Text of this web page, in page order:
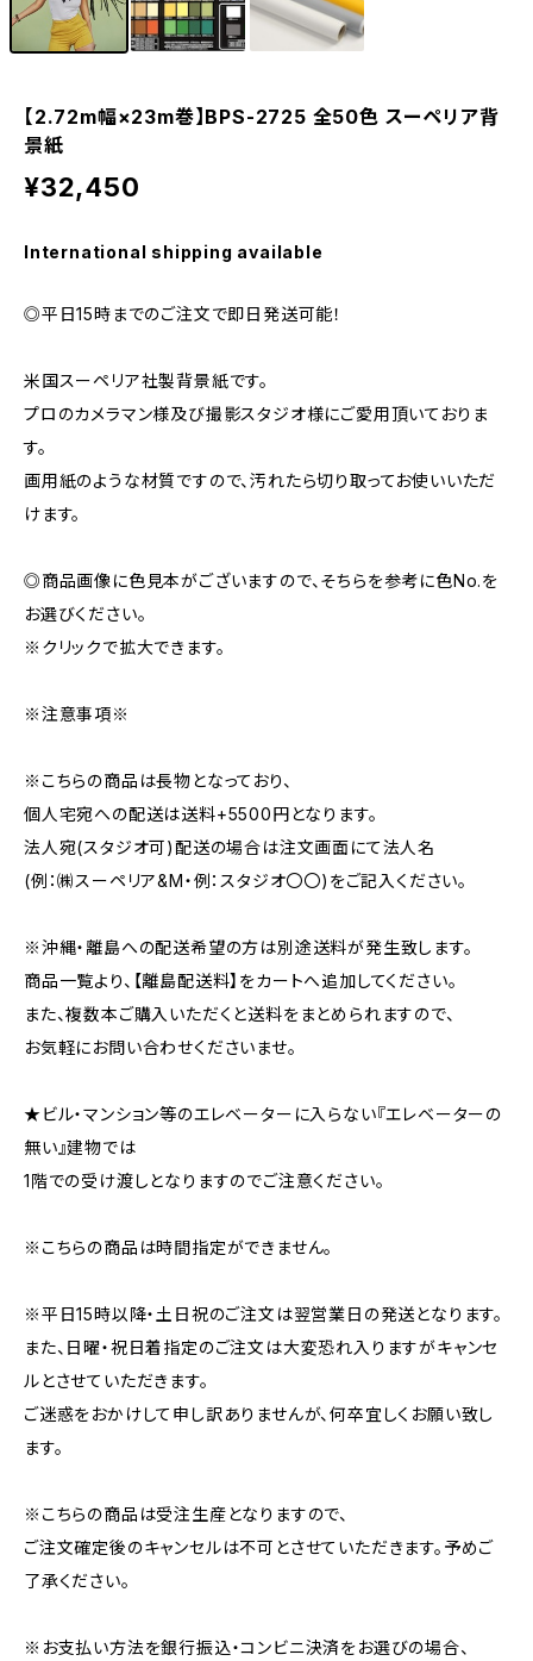
【2.72m幅×23m巻】BPS-2725 全50色 スーペリア背
景紙
¥32,450
International shipping available
◎平日15時までのご注文で即日発送可能！
米国スーペリア社製背景紙です。
プロのカメラマン様及び撮影スタジオ様にご愛用頂いておりま
す。
画用紙のような材質ですので、汚れたら切り取ってお使いいただ
けます。
◎商品画像に色見本がございますので、そちらを参考に色No.を
お選びください。
※クリックで拡大できます。
※注意事項※
※こちらの商品は長物となっており、
個人宅宛への配送は送料+5500円となります。
法人宛(スタジオ可)配送の場合は注文画面にて法人名
(例：㈱スーペリア&M・例：スタジオ〇〇)をご記入ください。
※沖縄・離島への配送希望の方は別途送料が発生致します。
商品一覧より、【離島配送料】をカートへ追加してください。
また、複数本ご購入いただくと送料をまとめられますので、
お気軽にお問い合わせくださいませ。
★ビル・マンション等のエレベーターに入らない『エレベーターの
無い』建物では
1階での受け渡しとなりますのでご注意ください。
※こちらの商品は時間指定ができません。
※平日15時以降・土日祝のご注文は翌営業日の発送となります。
また、日曜・祝日着指定のご注文は大変恐れ入りますがキャンセ
ルとさせていただきます。
ご迷惑をおかけして申し訳ありませんが、何卒宜しくお願い致し
ます。
※こちらの商品は受注生産となりますので、
ご注文確定後のキャンセルは不可とさせていただきます。予めご
了承ください。
※お支払い方法を銀行振込・コンビニ決済をお選びの場合、